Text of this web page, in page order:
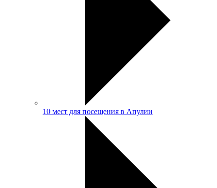
10 мест для посещения в Апулии